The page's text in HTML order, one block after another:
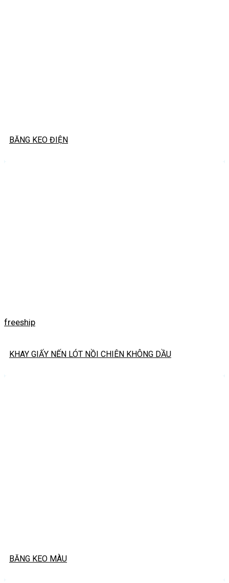
BĂNG KEO ĐIỆN
freeship
KHAY GIẤY NẾN LÓT NỒI CHIÊN KHÔNG DẦU
BĂNG KEO MÀU